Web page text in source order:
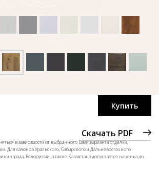
Купить
Скачать PDF
в зависимости от выбранного Вами варианта отделки,
Для салонов Уральского, Сибирского и Дальневосточного
Белоруссии, а также Казахстана допускается наценка до